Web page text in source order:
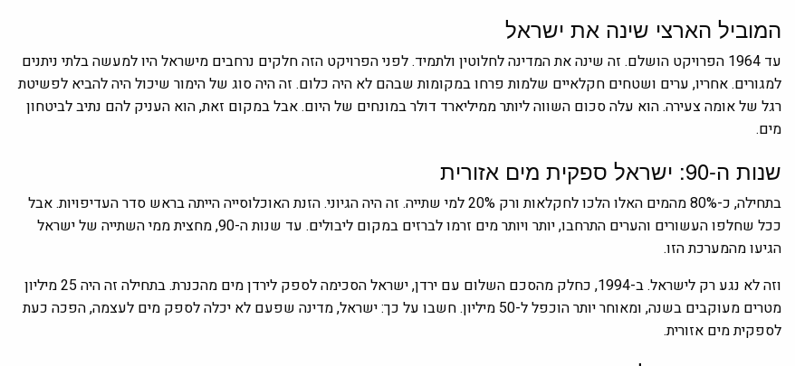
המוביל הארצי שינה את ישראל
עד 1964 הפרויקט הושלם. זה שינה את המדינה לחלוטין ולתמיד. לפני הפרויקט הזה חלקים נרחבים מישראל היו למעשה בלתי ניתנים
למגורים. אחריו, ערים ושטחים חקלאיים שלמות פרחו במקומות שבהם לא היה כלום. זה היה סוג של הימור שיכול היה להביא לפשיטת
רגל של אומה צעירה. הוא עלה סכום השווה ליותר ממיליארד דולר במונחים של היום. אבל במקום זאת, הוא העניק להם נתיב לביטחון
מים.
שנות ה-90: ישראל ספקית מים אזורית
בתחילה, כ-80% מהמים האלו הלכו לחקלאות ורק 20% למי שתייה. זה היה הגיוני. הזנת האוכלוסייה הייתה בראש סדר העדיפויות. אבל
ככל שחלפו העשורים והערים התרחבו, יותר ויותר מים זרמו לברזים במקום ליבולים. עד שנות ה-90, מחצית ממי השתייה של ישראל
הגיעו מהמערכת הזו.
וזה לא נגע רק לישראל. ב-1994, כחלק מהסכם השלום עם ירדן, ישראל הסכימה לספק לירדן מים מהכנרת. בתחילה זה היה 25 מיליון
מטרים מעוקבים בשנה, ומאוחר יותר הוכפל ל-50 מיליון. חשבו על כך: ישראל, מדינה שפעם לא יכלה לספק מים לעצמה, הפכה כעת
לספקית מים אזורית.